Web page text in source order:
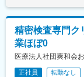
精密検査専門ク
業ほぼ0
医療法人社団爽和会
正社員 転勤なし